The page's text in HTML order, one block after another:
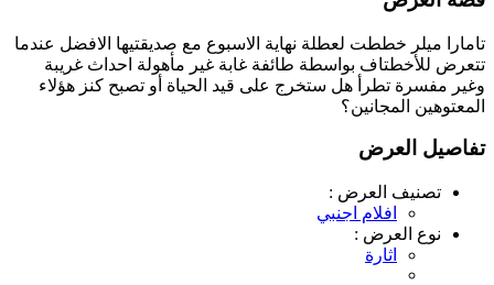
تامارا ميلر خططت لعطلة نهاية الاسبوع مع صديقتيها الافضل عندما
تتعرض للأخطتاف بواسطة طائفة غابة غير مأهولة احداث غريبة
وغير مفسرة تطرأ هل ستخرج على قيد الحياة أو تصبح كنز هؤلاء
المعتوهين المجانين؟
تفاصيل العرض
تصنيف العرض :
افلام اجنبي
نوع العرض :
اثارة